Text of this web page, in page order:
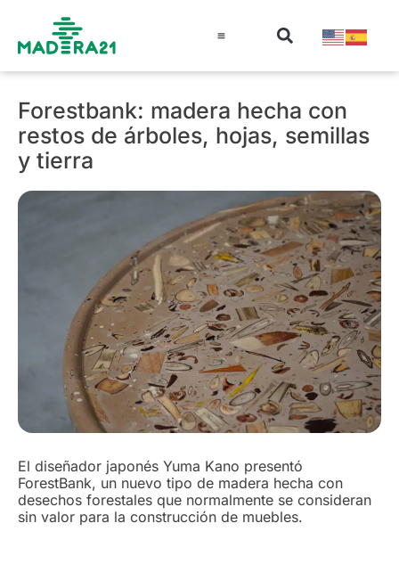
Forestbank: madera hecha con
restos de árboles, hojas, semillas
y tierra
El diseñador japonés Yuma Kano presentó
ForestBank, un nuevo tipo de madera hecha con
desechos forestales que normalmente se consideran
sin valor para la construcción de muebles.